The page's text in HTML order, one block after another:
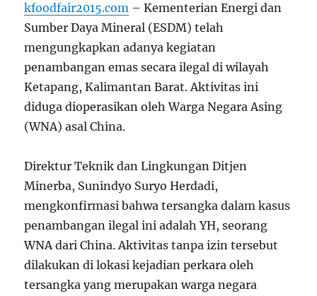
kfoodfair2015.com – Kementerian Energi dan
Sumber Daya Mineral (ESDM) telah
mengungkapkan adanya kegiatan
penambangan emas secara ilegal di wilayah
Ketapang, Kalimantan Barat. Aktivitas ini
diduga dioperasikan oleh Warga Negara Asing
(WNA) asal China.
Direktur Teknik dan Lingkungan Ditjen
Minerba, Sunindyo Suryo Herdadi,
mengkonfirmasi bahwa tersangka dalam kasus
penambangan ilegal ini adalah YH, seorang
WNA dari China. Aktivitas tanpa izin tersebut
dilakukan di lokasi kejadian perkara oleh
tersangka yang merupakan warga negara